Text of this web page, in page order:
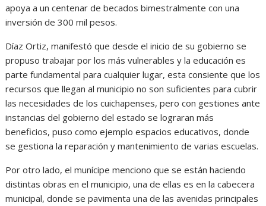
apoya a un centenar de becados bimestralmente con una
inversión de 300 mil pesos.
Díaz Ortiz, manifestó que desde el inicio de su gobierno se
propuso trabajar por los más vulnerables y la educación es
parte fundamental para cualquier lugar, esta consiente que los
recursos que llegan al municipio no son suficientes para cubrir
las necesidades de los cuichapenses, pero con gestiones ante
instancias del gobierno del estado se lograran más
beneficios, puso como ejemplo espacios educativos, donde
se gestiona la reparación y mantenimiento de varias escuelas.
Por otro lado, el munícipe menciono que se están haciendo
distintas obras en el municipio, una de ellas es en la cabecera
municipal, donde se pavimenta una de las avenidas principales